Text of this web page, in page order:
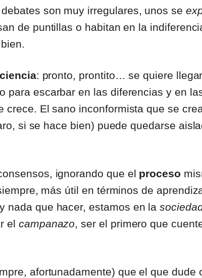
son muy irregulares, unos se
de puntillas o habitan en la
: pronto, prontito… se quiere
para escarbar en las diferencias y en
crece. El sano inconformista que se
si se hace bien) puede quedarse
ignorando que el proceso
más útil en términos de
nada que hacer, estamos en la
el campanazo, ser el primero que
afortunadamente) que el que dude